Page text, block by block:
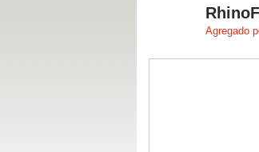
Agregado